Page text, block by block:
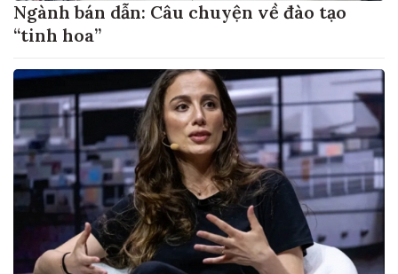
Ngành bán dẫn: Câu chuyện về đào tạo
“tinh hoa”